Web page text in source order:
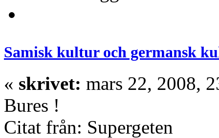
Samisk kultur och germansk
« skrivet: mars 22, 2008,
Bures !
Citat från: Supergeten